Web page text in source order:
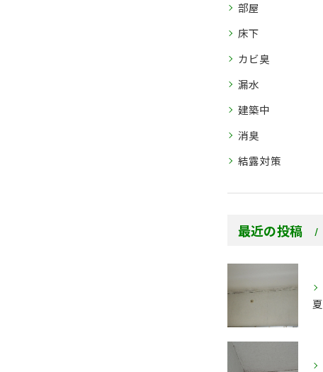
部屋
床下
カビ臭
漏水
建築中
消臭
結露対策
最近の投稿